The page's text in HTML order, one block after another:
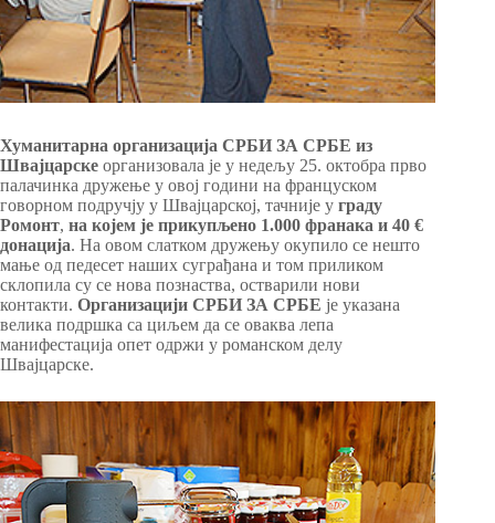
Хуманитарна организација СРБИ ЗА СРБЕ из
Швајцарске организовала је у недељу 25. октобра прво
палачинка дружење у овој години на француском
говорном подручју у Швајцарској, тачније у граду
Ромонт, на којем је прикупљено 1.000 франака и 40 €
донација. На овом слатком дружењу окупило се нешто
мање од педесет наших суграђана и том приликом
склопила су се нова познаства, остварили нови
контакти. Организацији СРБИ ЗА СРБЕ је указана
велика подршка са циљем да се оваква лепа
манифестација опет одржи у романском делу
Швајцарске.